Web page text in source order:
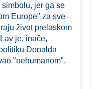
simbolu, jer ga se
Europe" za sve
život prelaskom
je, inače,
Donalda
"nehumanom".